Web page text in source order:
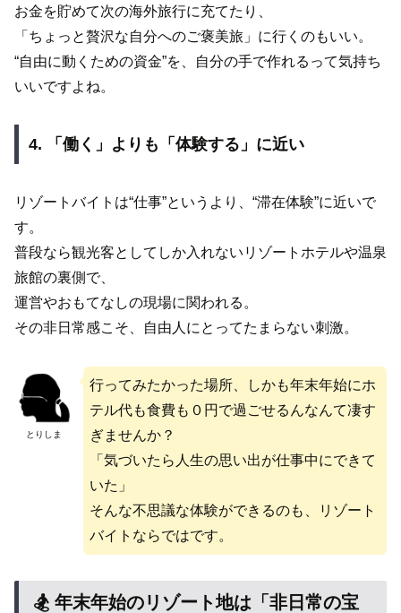
お金を貯めて次の海外旅行に充てたり、
「ちょっと贅沢な自分へのご褒美旅」に行くのもいい。
“自由に動くための資金”を、自分の手で作れるって気持ち
いいですよね。
4. 「働く」よりも「体験する」に近い
リゾートバイトは“仕事”というより、“滞在体験”に近いで
す。
普段なら観光客としてしか入れないリゾートホテルや温泉
旅館の裏側で、
運営やおもてなしの現場に関われる。
その非日常感こそ、自由人にとってたまらない刺激。
とりしま
行ってみたかった場所、しかも年末年始にホ
テル代も食費も０円で過ごせるんなんて凄す
ぎませんか？
「気づいたら人生の思い出が仕事中にできて
いた」
そんな不思議な体験ができるのも、リゾート
バイトならではです。
🏂 年末年始のリゾート地は「非日常の宝